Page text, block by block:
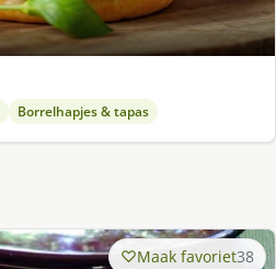
Borrelhapjes & tapas
Maak favoriet38